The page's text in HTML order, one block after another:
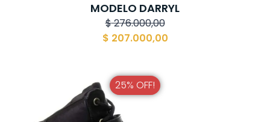
MODELO DARRYL
$276.000,00
$ 207.000,00
25% OFF!